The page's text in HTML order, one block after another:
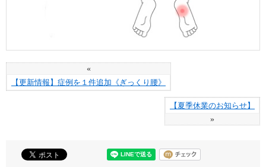
«
【更新情報】症例を１件追加《ぎっくり腰》
【夏季休業のお知らせ】
»